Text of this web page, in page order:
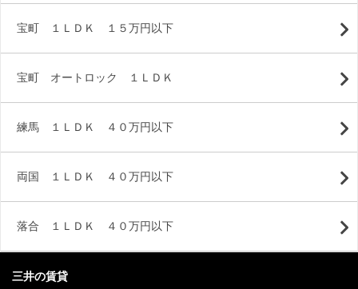
宝町 １ＬＤＫ １５万円以下
宝町 オートロック １ＬＤＫ
練馬 １ＬＤＫ ４０万円以下
両国 １ＬＤＫ ４０万円以下
落合 １ＬＤＫ ４０万円以下
三井の賃貸